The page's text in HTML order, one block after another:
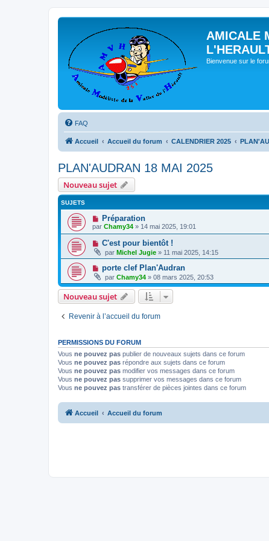
AMICALE
Bienvenue sur le
FAQ
Accueil Accueil du forum CALENDRIER 2025
PLAN'AUDRAN 18 MAI 2025
Nouveau sujet
SUJETS
Préparation
par Chamy34 » 14 mai 2025, 19:01
C'est pour bientôt !
par Michel Jugie » 11 mai 2025, 14:15
porte clef Plan'Audran
par Chamy34 » 08 mars 2025, 20:53
Nouveau sujet
Revenir à l’accueil du forum
PERMISSIONS DU FORUM
Vous ne pouvez pas publier de nouveaux sujets dans ce forum
Vous ne pouvez pas répondre aux sujets dans ce forum
Vous ne pouvez pas modifier vos messages dans ce forum
Vous ne pouvez pas supprimer vos messages dans ce forum
Vous ne pouvez pas transférer de pièces jointes dans ce forum
Accueil Accueil du forum